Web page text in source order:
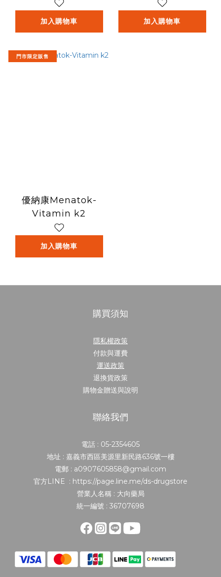
加入購物車 加入購物車
門市限定販售
優納康Menatok-
Vitamin k2
加入購物車
購買須知
隱私權政策
付款與運費
運送政策
退換貨政策
購物金贈送與說明
聯絡我們
電話 : 05-2354605
地址 : 嘉義市西區美源里新民路636號一樓
電郵 : a0907605858@gmail.com
官方LINE : https://page.line.me/ds-drugstore
營業人名稱 : 大向藥局
統一編號 : 36707698